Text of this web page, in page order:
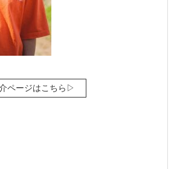
ページはこちら▷